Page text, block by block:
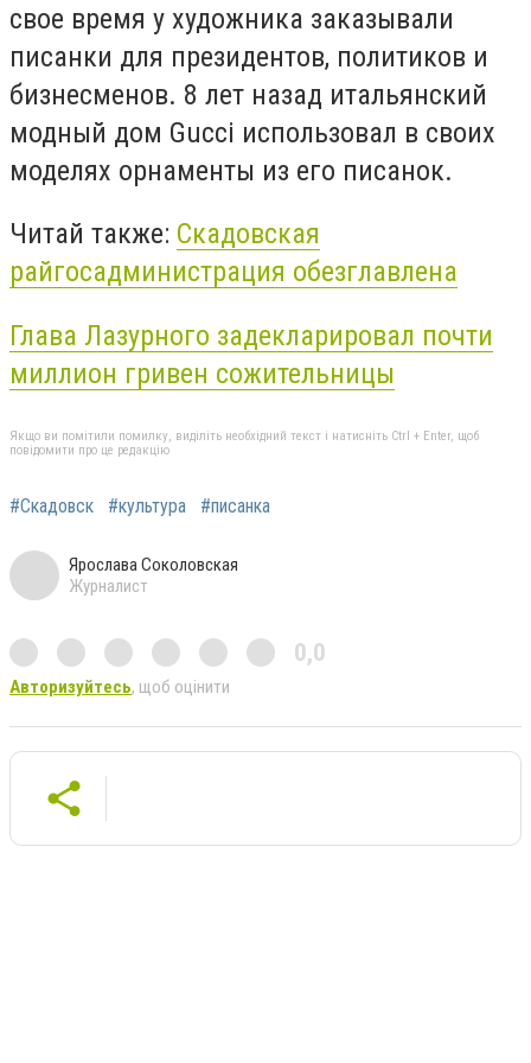
свое время у художника заказывали
писанки для президентов, политиков и
бизнесменов. 8 лет назад итальянский
модный дом Gucci использовал в своих
моделях орнаменты из его писанок.
Читай также: Скадовская
райгосадминистрация обезглавлена
Глава Лазурного задекларировал почти
миллион гривен сожительницы
Якщо ви помітили помилку, виділіть необхідний текст і натисніть Ctrl + Enter, щоб
повідомити про це редакцію
#Скадовск #культура #писанка
Ярослава Соколовская
Журналист
0,0
Авторизуйтесь, щоб оцінити